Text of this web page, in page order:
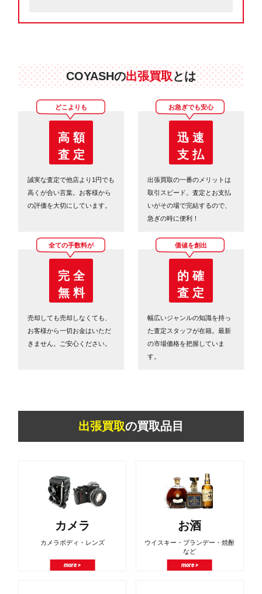
COYASHの出張買取とは
どこよりも
高 額
査 定
誠実な査定で他店より1円でも
高くが合い言葉。お客様から
の評価を大切にしています。
お急ぎでも安心
迅 速
支 払
出張買取の一番のメリットは
取引スピード。査定とお支払
いがその場で完結するので、
急ぎの時に便利！
全ての手数料が
完 全
無 料
売却しても売却しなくても、
お客様から一切お金はいただ
きません。ご安心ください。
価値を創出
的 確
査 定
幅広いジャンルの知識を持っ
た査定スタッフが在籍。最新
の市場価格を把握していま
す。
出張買取の買取品目
カメラ
カメラボディ・レンズ
more >
お酒
ウイスキー・ブランデー・焼酎
など
more >